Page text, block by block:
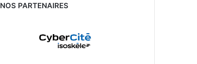
NOS PARTENAIRES